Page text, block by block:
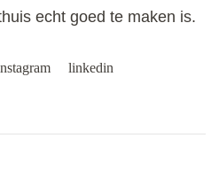
echt goed te maken is.
linkedin